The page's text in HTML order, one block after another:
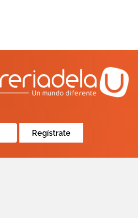
Regístrate